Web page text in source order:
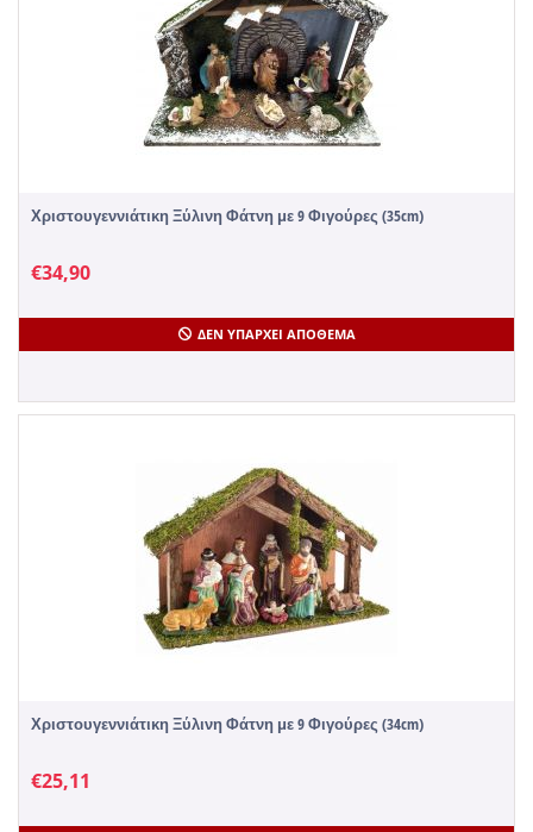
Χριστουγεννιάτικη Ξύλινη Φάτνη με 9 Φιγούρες (35cm)
€34,90
ΔΕΝ ΥΠΆΡΧΕΙ ΑΠΌΘΕΜΑ
Χριστουγεννιάτικη Ξύλινη Φάτνη με 9 Φιγούρες (34cm)
€25,11